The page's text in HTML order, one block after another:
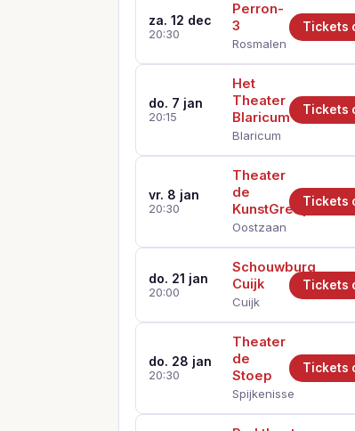
za. 12 dec
20:30
Perron-
3
Rosmalen
Tickets
do. 7 jan
20:15
Het
Theater
Blaricum
Blaricum
Tickets
vr. 8 jan
20:30
Theater
de
KunstGreep
Oostzaan
Tickets
do. 21 jan
20:00
Schouwburg
Cuijk
Cuijk
Tickets
do. 28 jan
20:30
Theater
de
Stoep
Spijkenisse
Tickets